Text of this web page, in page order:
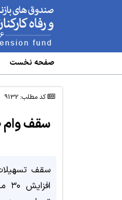
صفحه نخست
کد مطلب: 9132
سقف وام
سقف